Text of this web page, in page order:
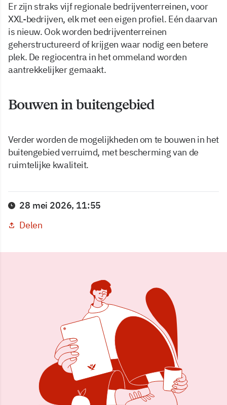
Er zijn straks vijf regionale bedrijventerreinen, voor
XXL-bedrijven, elk met een eigen profiel. Eén daarvan
is nieuw. Ook worden bedrijventerreinen
geherstructureerd of krijgen waar nodig een betere
plek. De regiocentra in het ommeland worden
aantrekkelijker gemaakt.
Bouwen in buitengebied
Verder worden de mogelijkheden om te bouwen in het
buitengebied verruimd, met bescherming van de
ruimtelijke kwaliteit.
28 mei 2026, 11:55
Delen